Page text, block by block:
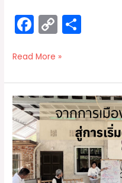
F
a
c
e
b
o
o
k
C
o
p
y
Li
n
e
Read More »
จาก
การเมือง
เรื่อง
ระบบ
กลไก
รัฐ